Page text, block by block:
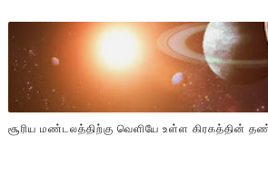
சூரிய மண்டலத்திற்கு வெளியே உள்ள கிரகத்தின்